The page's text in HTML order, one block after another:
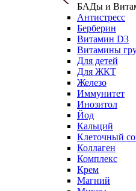
БАДы и
Антистресс
Берберин
Витамин D3
Витамины
Для детей
Для ЖКТ
Железо
Иммунитет
Инозитол
Йод
Кальций
Клеточный
Коллаген
Комплекс
Крем
Магний